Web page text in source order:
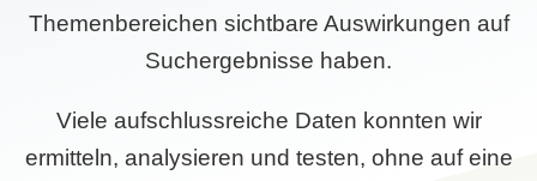
Themenbereichen sichtbare Auswirkungen auf
Suchergebnisse haben.
Viele aufschlussreiche Daten konnten wir
ermitteln, analysieren und testen, ohne auf eine